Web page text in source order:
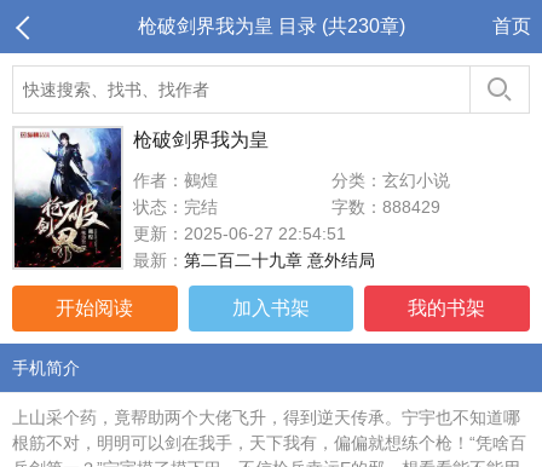
枪破剑界我为皇 目录 (共230章) 首页
枪破剑界我为皇
作者：鵺煌
分类：玄幻小说
状态：完结
字数：888429
更新：2025-06-27 22:54:51
最新： 第二百二十九章 意外结局
开始阅读 加入书架 我的书架
手机简介
上山采个药，竟帮助两个大佬飞升，得到逆天传承。宁宇也不知道哪
根筋不对，明明可以剑在我手，天下我有，偏偏就想练个枪！“凭啥百